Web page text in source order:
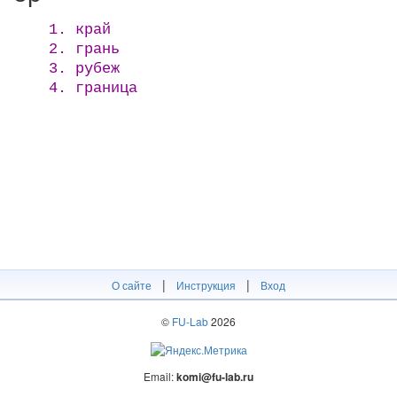
1. край
2. грань
3. рубеж
4. граница
О сайте | Инструкция | Вход
© FU-Lab2026
Email:komi@fu-lab.ru